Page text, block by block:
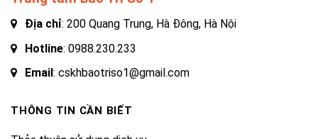
Địa chỉ: 200 Quang Trung, Hà Đông, Hà Nội
Hotline: 0988.230.233
Email : cskhbaotriso1@gmail.com
THÔNG TIN CẦN BIẾT